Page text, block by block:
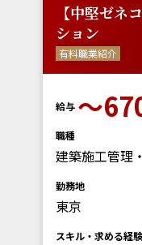
【中堅ゼネ
ション
有料職業紹介
給与 〜
職種
建築施工管理
勤務地
東京
スキル・求める経験